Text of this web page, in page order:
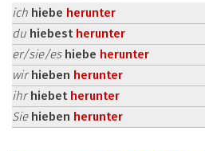
ich hiebe herunter
du hiebest herunter
er/sie/es hiebe herunter
wirhieben herunter
ihrhiebet herunter
Sie hieben herunter